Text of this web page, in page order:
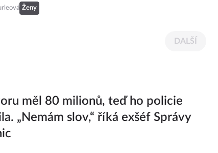
Ženy
DALŠÍ
měl 80 milionů, teď ho policie
„Nemám slov,“ říká exšéf Správy